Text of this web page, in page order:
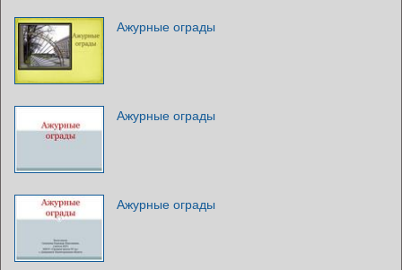
Ажурные ограды
Ажурные ограды
Ажурные ограды